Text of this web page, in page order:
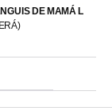
DE MAMÁ L